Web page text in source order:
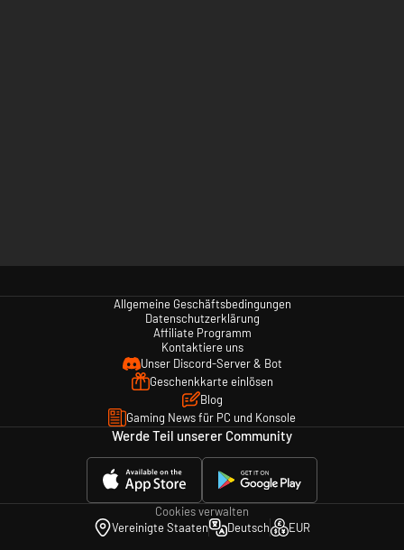
Allgemeine Geschäftsbedingungen
Datenschutzerklärung
Affiliate Programm
Kontaktiere uns
Unser Discord-Server & Bot
Geschenkkarte einlösen
Blog
Gaming News für PC und Konsole
Werde Teil unserer Community
Cookies verwalten
Vereinigte Staaten
Deutsch EUR